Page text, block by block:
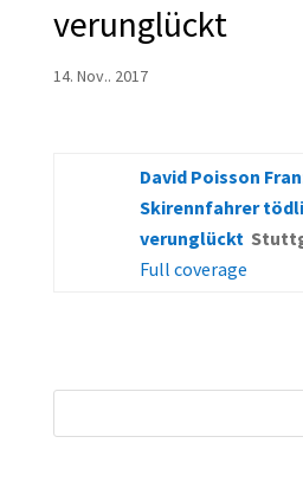
verunglückt
14. Nov.. 2017
David Poisson
Skirennfahrer
verunglückt
Full coverage